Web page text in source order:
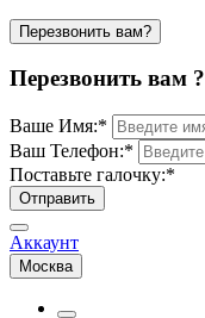
Перезвонить вам?
Перезвонить вам ?
Ваше Имя:*
Ваш Телефон:*
Поставьте галочку:*
Отправить
Аккаунт
Москва